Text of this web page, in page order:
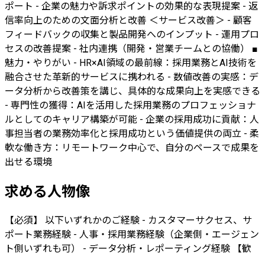
ポート - 企業の魅力や訴求ポイントの効果的な表現提案 - 返
信率向上のための文面分析と改善 ＜サービス改善＞ - 顧客
フィードバックの収集と製品開発へのインプット - 運用プロ
セスの改善提案 - 社内連携（開発・営業チームとの協働） ■
魅力・やりがい - HR×AI領域の最前線：採用業務とAI技術を
融合させた革新的サービスに携われる - 数値改善の実感：デ
ータ分析から改善策を講じ、具体的な成果向上を実感できる
- 専門性の獲得：AIを活用した採用業務のプロフェッショナ
ルとしてのキャリア構築が可能 - 企業の採用成功に貢献：人
事担当者の業務効率化と採用成功という価値提供の両立 - 柔
軟な働き方：リモートワーク中心で、自分のペースで成果を
出せる環境
求める人物像
【必須】 以下いずれかのご経験 - カスタマーサクセス、サ
ポート業務経験 - 人事・採用業務経験（企業側・エージェン
ト側いずれも可） - データ分析・レポーティング経験 【歓